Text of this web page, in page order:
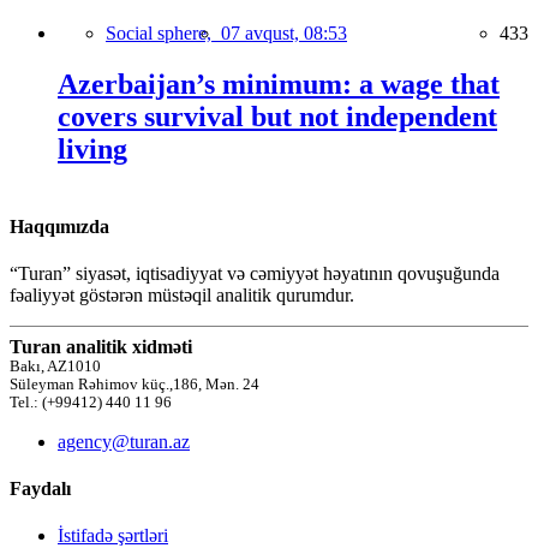
Social sphere, 07 avqust, 08:53 433
Azerbaijan’s minimum: a wage that
covers survival but not independent
living
Haqqımızda
“Turan” siyasət, iqtisadiyyat və cəmiyyət həyatının qovuşuğunda
fəaliyyət göstərən müstəqil analitik qurumdur.
Turan analitik xidməti
Bakı, AZ1010
Süleyman Rəhimov küç.,186, Mən. 24
Tel.: (+99412) 440 11 96
agency@turan.az
Faydalı
İstifadə şərtləri